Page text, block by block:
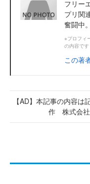
フリー
プリ関
奮闘中。
※プロフィ
の内容です
この著
【AD】本記事の内容
作 株式会社